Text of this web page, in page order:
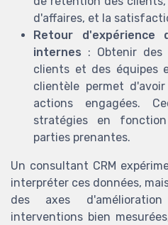
d'affaires, et la
Retour
internes : Obtenir
clients et des équipes
clientèle permet
actions engagées.
stratégies en
parties prenantes.
Un consultant CRM
interpréter ces données,
des axes
interventions bien